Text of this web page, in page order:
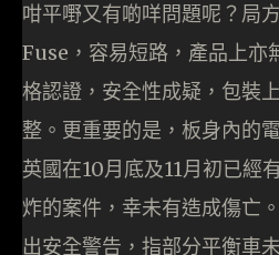
咁平嘢又有啲咩問題呢？局
Fuse，容易短路，產品上亦
格認證，安全性成疑，包裝
整。更重要的是，板身內的
英國在10月底及11月初已經
炸的案件，幸未有造成傷亡
出安全警告，指部分平衡車